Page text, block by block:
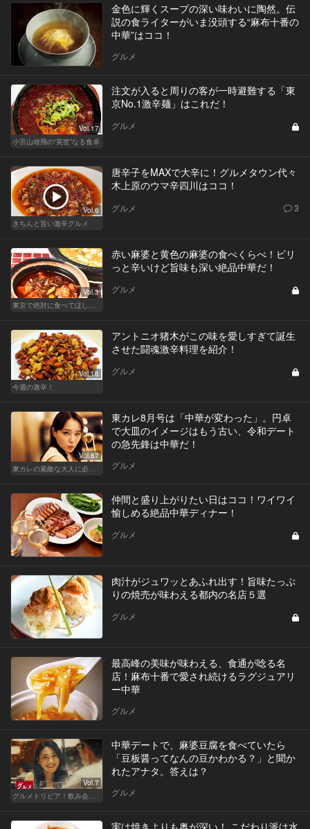
金色に輝くスープの深い味わいに陶然。伝
説の食ライターがいま没頭する“麻布十番の
中華”はココ！
グルメ
Vol.17
小宮山雄飛の“英世”なる食卓
注文が入ると周りの客が一時避難する「東
京No.1激辛麺」はこれだ！
グルメ
Vol.6
きちんと旨い激辛グルメ
唐辛子をMAXで大辛に！グルメタウン代々
木上原のウマ辛四川はココ！
グルメ 3
Vol.3
赤い麻婆と黄色の麻婆の食べくらべ！ビリ
っと辛いけど旨味も深い絶品中華だ！
グルメ
Vol.16
今週の激辛！
アントニオ猪木がこの味を愛しすぎて誕生
させた闘魂激辛料理を紹介！
グルメ
Vol.87
東カレ8月号は「中華が変わった」。円卓
で大皿のイメージはもう古い、令和デート
の急先鋒は中華だ！
グルメ
仲間と盛り上がりたい日はココ！ワイワイ
愉しめる絶品中華ディナー！
グルメ
肉汁がジュワッとあふれ出す！旨味たっぷ
りの焼売が味わえる都内の名店５選
グルメ
最高峰の美味が味わえる、食通が唸る名
店！麻布十番で愛され続けるラグジュアリ
ー中華
グルメ
Vol.7
中華デートで、麻婆豆腐を食べていたら
「豆板醤ってなんの豆かわかる？」と聞か
れたアナタ。答えは？
グルメ
実は焼きよりも奥が深い！ こだわり派は水